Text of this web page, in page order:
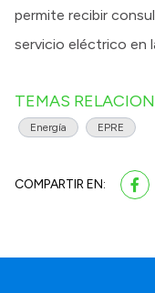
permite recibir
servicio eléctrico en
TEMAS
Energía EPRE
COMPARTIR EN: